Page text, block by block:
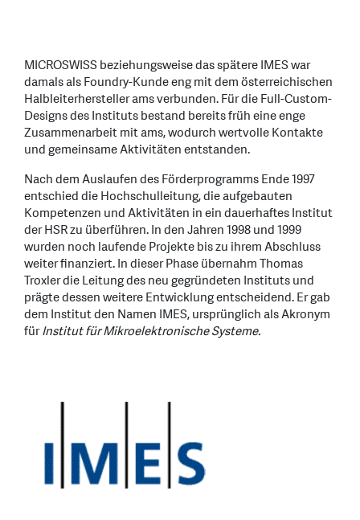
MICROSWISS beziehungsweise das spätere IMES war
damals als Foundry-Kunde eng mit dem österreichischen
Halbleiterhersteller ams verbunden. Für die Full-Custom-
Designs des Instituts bestand bereits früh eine enge
Zusammenarbeit mit ams, wodurch wertvolle Kontakte
und gemeinsame Aktivitäten entstanden.
Nach dem Auslaufen des Förderprogramms Ende 1997
entschied die Hochschulleitung, die aufgebauten
Kompetenzen und Aktivitäten in ein dauerhaftes Institut
der HSR zu überführen. In den Jahren 1998 und 1999
wurden noch laufende Projekte bis zu ihrem Abschluss
weiter finanziert. In dieser Phase übernahm Thomas
Troxler die Leitung des neu gegründeten Instituts und
prägte dessen weitere Entwicklung entscheidend. Er gab
dem Institut den Namen IMES, ursprünglich als Akronym
fürInstitut für Mikroelektronische Systeme.